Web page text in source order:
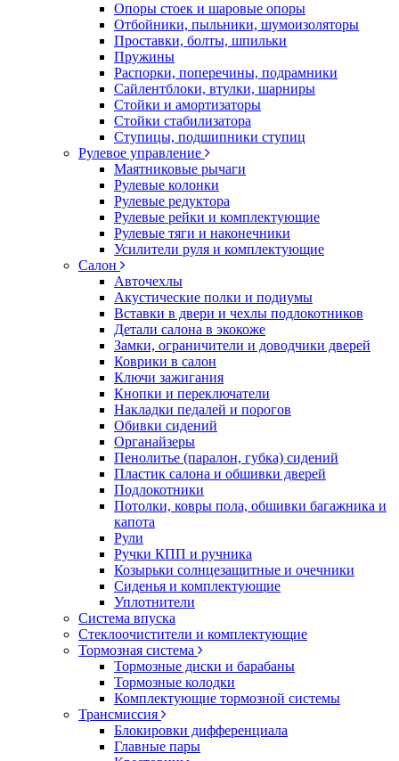
Опоры стоек и шаровые опоры
Отбойники, пыльники, шумоизоляторы
Проставки, болты, шпильки
Пружины
Распорки, поперечины, подрамники
Сайлентблоки, втулки, шарниры
Стойки и амортизаторы
Стойки стабилизатора
Ступицы, подшипники ступиц
Рулевое управление
Маятниковые рычаги
Рулевые колонки
Рулевые редуктора
Рулевые рейки и комплектующие
Рулевые тяги и наконечники
Усилители руля и комплектующие
Салон
Авточехлы
Акустические полки и подиумы
Вставки в двери и чехлы подлокотников
Детали салона в экокоже
Замки, ограничители и доводчики дверей
Коврики в салон
Ключи зажигания
Кнопки и переключатели
Накладки педалей и порогов
Обивки сидений
Органайзеры
Пенолитье (паралон, губка) сидений
Пластик салона и обшивки дверей
Подлокотники
Потолки, ковры пола, обшивки багажника и
капота
Рули
Ручки КПП и ручника
Козырьки солнцезащитные и очечники
Сиденья и комплектующие
Уплотнители
Система впуска
Стеклоочистители и комплектующие
Тормозная система
Тормозные диски и барабаны
Тормозные колодки
Комплектующие тормозной системы
Трансмиссия
Блокировки дифференциала
Главные пары